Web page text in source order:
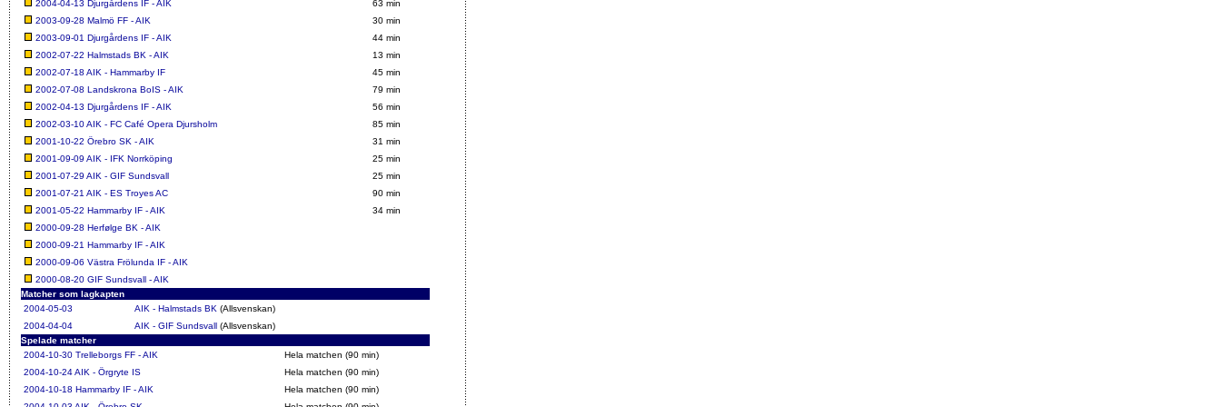
2004-04-13 Djurgårdens IF - AIK
63 min
2003-09-28 Malmö FF - AIK
30 min
2003-09-01 Djurgårdens IF - AIK
44 min
2002-07-22 Halmstads BK - AIK
13 min
2002-07-18 AIK - Hammarby IF
45 min
2002-07-08 Landskrona BoIS - AIK
79 min
2002-04-13 Djurgårdens IF - AIK
56 min
2002-03-10AIK - FC Café Opera Djursholm
85 min
2001-10-22 Örebro SK - AIK
31 min
2001-09-09 AIK - IFK Norrköping
25 min
2001-07-29 AIK - GIF Sundsvall
25 min
2001-07-21 AIK - ES Troyes AC
90 min
2001-05-22 Hammarby IF - AIK
34 min
2000-09-28 Herfølge BK - AIK
2000-09-21 Hammarby IF - AIK
2000-09-06 Västra Frölunda IF - AIK
2000-08-20 GIF Sundsvall - AIK
Matcher som lagkapten
2004-05-03
AIK - Halmstads BK (Allsvenskan)
2004-04-04
AIK - GIF Sundsvall (Allsvenskan)
Spelade matcher
2004-10-30 Trelleborgs FF - AIK
Hela matchen (90 min)
2004-10-24AIK - Örgryte IS
Hela matchen (90 min)
2004-10-18 Hammarby IF - AIK
Hela matchen (90 min)